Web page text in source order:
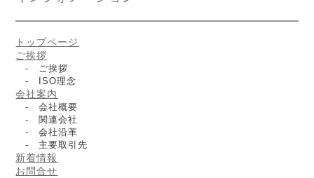
トップページ
ご挨拶
- ご挨拶
- ISO理念
会社案内
- 会社概要
- 関連会社
- 会社沿革
- 主要取引先
新着情報
お問合せ